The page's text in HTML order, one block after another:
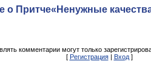
о Притче«Ненужные
комментарии могут только
[ Регистрация| Вход]